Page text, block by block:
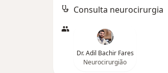
Consulta neurocirurgia
Dr. Adil Bachir Fares
Neurocirurgião